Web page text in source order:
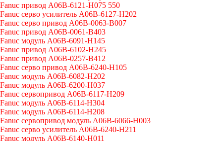
Fanuc привод A06B-6121-H075 550
Fanuc серво усилитель A06B-6127-H202
Fanuc серво привод A06B-0063-B007
Fanuc привод A06B-0061-B403
Fanuc модуль A06B-6091-H145
Fanuc привод A06B-6102-H245
Fanuc привод A06B-0257-B412
Fanuc серво привод A06B-6240-H105
Fanuc модуль A06B-6082-H202
Fanuc модуль A06B-6200-H037
Fanuc сервопривод A06B-6117-H209
Fanuc модуль A06B-6114-H304
Fanuc модуль A06B-6114-H208
Fanuc сервопривод модуль A06B-6066-H003
Fanuc серво усилитель A06B-6240-H211
Fanuc модуль A06B-6140-H011